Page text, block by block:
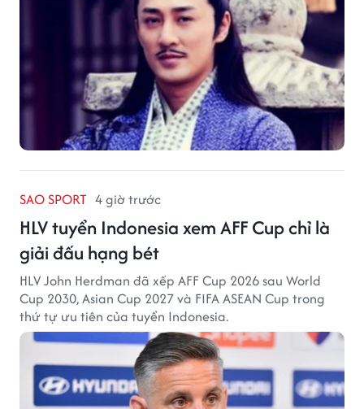
SAO SPORT 4 giờ trước
HLV tuyển Indonesia xem AFF Cup chỉ là
giải đấu hạng bét
HLV John Herdman đã xếp AFF Cup 2026 sau World
Cup 2030, Asian Cup 2027 và FIFA ASEAN Cup trong
thứ tự ưu tiên của tuyển Indonesia.